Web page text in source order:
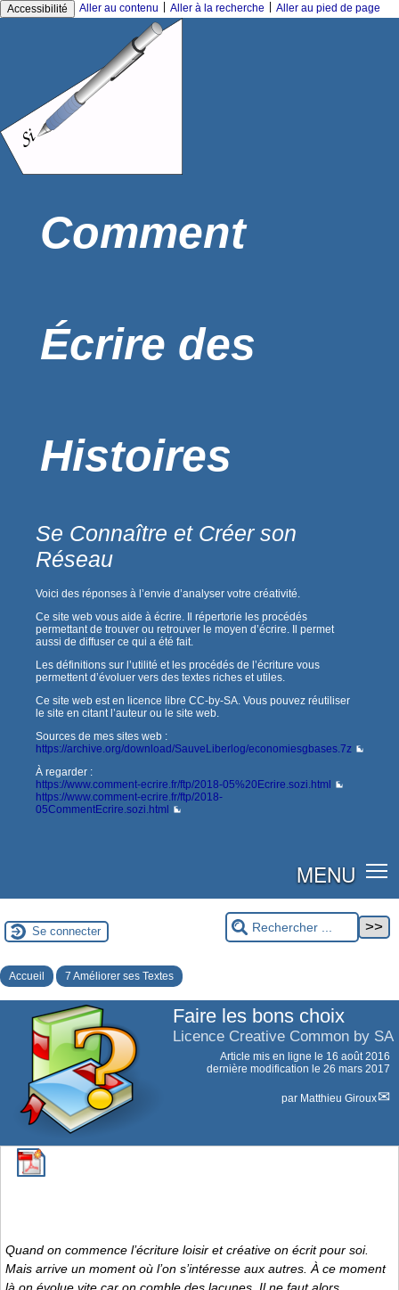
Accessibilité Aller au contenu Aller à la recherche Aller au pied de page
Comment
Écrire des
Histoires
Se Connaître et Créer son
Réseau
Voici des réponses à l’envie d’analyser votre créativité.
Ce site web vous aide à écrire. Il répertorie les procédés
permettant de trouver ou retrouver le moyen d’écrire. Il permet
aussi de diffuser ce qui a été fait.
Les définitions sur l’utilité et les procédés de l’écriture vous
permettent d’évoluer vers des textes riches et utiles.
Ce site web est en licence libre CC-by-SA. Vous pouvez réutiliser
le site en citant l’auteur ou le site web.
Sources de mes sites web :
https://archive.org/download/SauveLiberlog/economiesgbases.7z
À regarder :
https://www.comment-ecrire.fr/ftp/2018-05%20Ecrire.sozi.html
https://www.comment-ecrire.fr/ftp/2018-
05CommentEcrire.sozi.html
MENU
Se connecter
Accueil 7 Améliorer ses Textes
Faire les bons choix
Licence Creative Common by SA
Article mis en ligne le 16 août 2016
dernière modification le 26 mars 2017
par Matthieu Giroux
Quand on commence l’écriture loisir et créative on écrit pour soi.
Mais arrive un moment où l’on s’intéresse aux autres. À ce moment